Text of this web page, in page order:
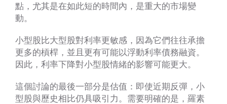
點，尤其是在如此短的時間內，是重大的市場變
動。
小型股比大型股對利率更敏感，因為它們往往承擔
更多的槓桿，並且更有可能以浮動利率債務融資。
因此，利率下降對小型股情緒的影響可能更大。
這個討論的最後一部分是估值：即使近期反彈，小
型股與歷史相比仍具吸引力。需要明確的是，羅素